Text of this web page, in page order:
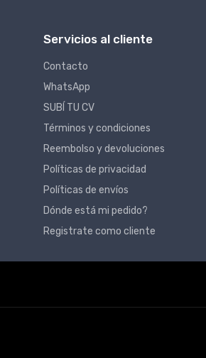
Servicios al cliente
Contacto
WhatsApp
SUBÍ TU CV
Términos y condiciones
Reembolso y devoluciones
Políticas de privacidad
Políticas de envíos
Dónde está mi pedido?
Registrate como cliente